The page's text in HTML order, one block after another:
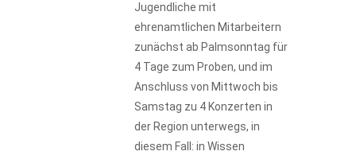
Jugendliche mit
ehrenamtlichen Mitarbeitern
zunächst ab Palmsonntag für
4 Tage zum Proben, und im
Anschluss von Mittwoch bis
Samstag zu 4 Konzerten in
der Region unterwegs, in
diesem Fall: in Wissen